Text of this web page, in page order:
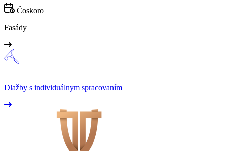
Čoskoro
Fasády
Dlažby s individuálnym spracovaním